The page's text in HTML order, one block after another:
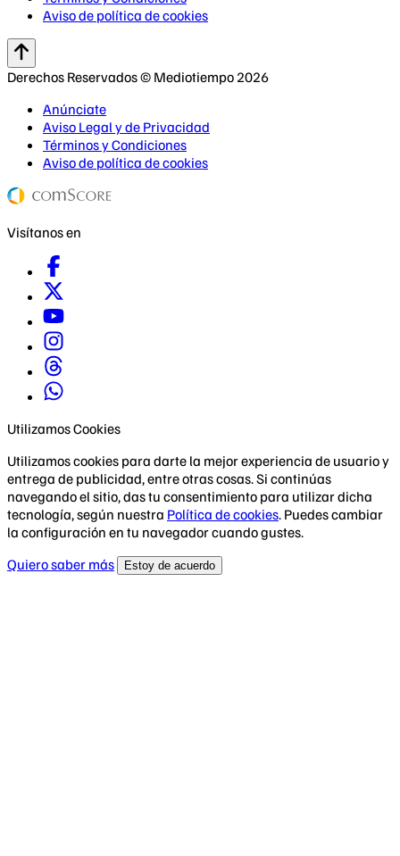
Aviso de política de cookies
Derechos Reservados © Mediotiempo 2026
Anúnciate
Aviso Legal y de Privacidad
Términos y Condiciones
Aviso de política de cookies
Visítanos en
Utilizamos Cookies
Utilizamos cookies para darte la mejor experiencia de usuario y
entrega de publicidad, entre otras cosas. Si continúas
navegando el sitio, das tu consentimiento para utilizar dicha
tecnología, según nuestra Política de cookies. Puedes cambiar
la configuración en tu navegador cuando gustes.
Quiero saber más
Estoy de acuerdo